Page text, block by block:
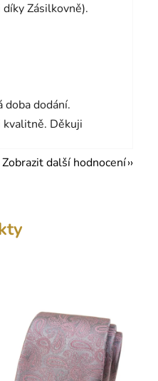
Zásilkovně).
5 hvězdiček.
doba dodání.
Děkuji
Zobrazit další hodnocení